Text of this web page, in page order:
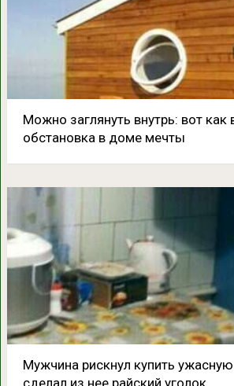
Можно заглянуть внутрь: вот как
обстановка в доме мечты
Мужчина рискнул купить
сделал из нее райский уголок